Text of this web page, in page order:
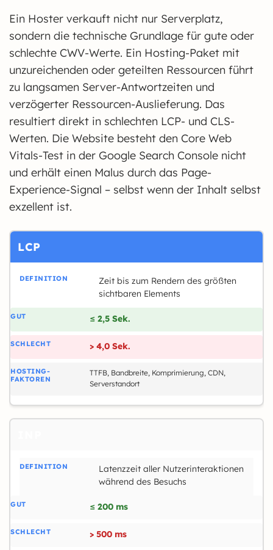
Ein Hoster verkauft nicht nur Serverplatz,
sondern die technische Grundlage für gute oder
schlechte CWV-Werte. Ein Hosting-Paket mit
unzureichenden oder geteilten Ressourcen führt
zu langsamen Server-Antwortzeiten und
verzögerter Ressourcen-Auslieferung. Das
resultiert direkt in schlechten LCP- und CLS-
Werten. Die Website besteht den Core Web
Vitals-Test in der Google Search Console nicht
und erhält einen Malus durch das Page-
Experience-Signal – selbst wenn der Inhalt selbst
exzellent ist.
LCP
Zeit bis zum Rendern des größten
sichtbaren Elements
≤ 2,5 Sek.
> 4,0 Sek.
TTFB, Bandbreite, Komprimierung, CDN,
Serverstandort
Latenzzeit aller Nutzerinteraktionen
während des Besuchs
≤ 200 ms
> 500 ms